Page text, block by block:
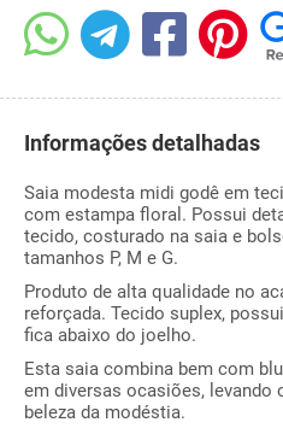
Informações detalhadas
Saia modesta midi godê em
com estampa floral. Possui
tecido, costurado na saia e
tamanhos P, M e G.
Produto de alta qualidade no
reforçada. Tecido suplex,
fica abaixo do joelho.
Esta saia combina bem com
em diversas ocasiões, levando
beleza da modéstia.